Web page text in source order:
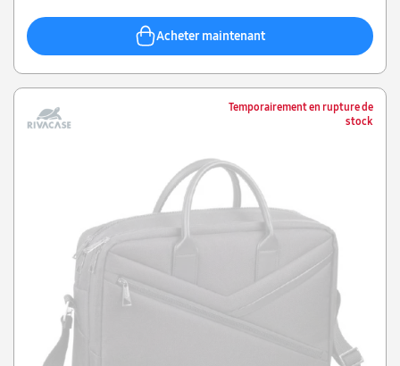
Acheter maintenant
Temporairement en rupture de
stock